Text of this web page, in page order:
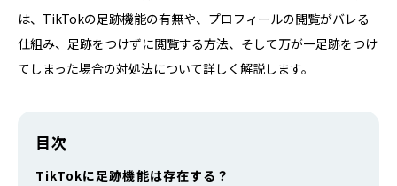
は、TikTokの足跡機能の有無や、プロフィールの閲覧がバレる
仕組み、足跡をつけずに閲覧する方法、そして万が一足跡をつけ
てしまった場合の対処法について詳しく解説します。​
目次
TikTokに足跡機能は存在する？